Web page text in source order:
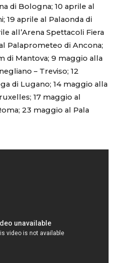
di Bologna; 10 aprile al
19 aprile al Palaonda di
all’Arena Spettacoli Fiera
Palaprometeo di Ancona;
di Mantova; 9 maggio alla
– Treviso; 12
di Lugano; 14 maggio alla
17 maggio al
23 maggio al Pala